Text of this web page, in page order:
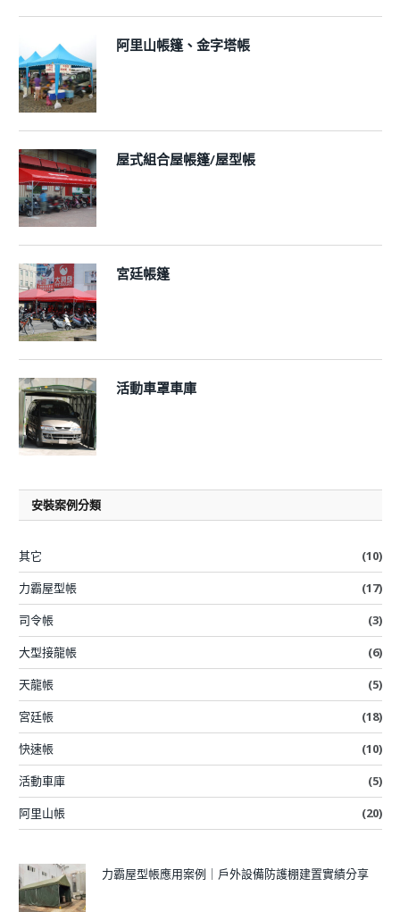
阿里山帳篷、金字塔帳
屋式組合屋帳篷/屋型帳
宮廷帳篷
活動車罩車庫
安裝案例分類
其它
(10)
力霸屋型帳
(17)
司令帳
(3)
大型接龍帳
(6)
天龍帳
(5)
宮廷帳
(18)
快速帳
(10)
活動車庫
(5)
阿里山帳
(20)
力霸屋型帳應用案例｜戶外設備防護棚建置實績分享